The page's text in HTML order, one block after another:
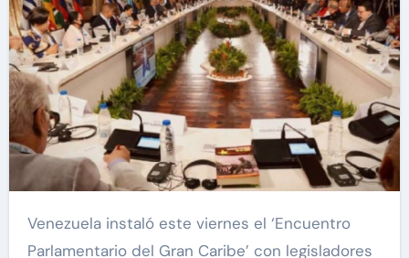
Venezuela instaló este viernes el ‘Encuentro
Parlamentario del Gran Caribe’ con legisladores